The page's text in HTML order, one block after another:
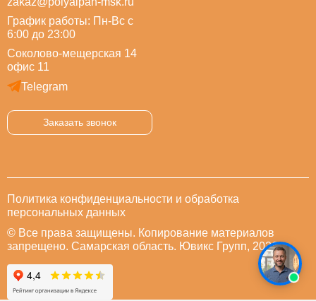
График работы: Пн-Вс с
6:00 до 23:00
Соколово-мещерская 14
офис 11
Telegram
Заказать звонок
Политика конфиденциальности и обработка
персональных данных
© Все права защищены. Копирование материалов
запрещено. Самарская область. Ювикс Групп, 2026.